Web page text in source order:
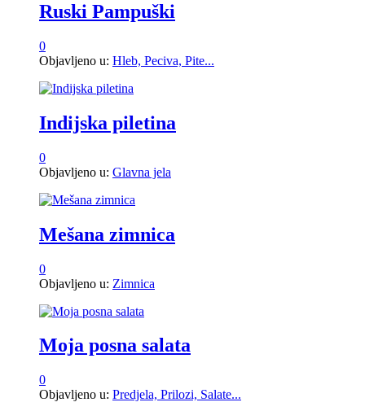
Ruski Pampuški
0
Objavljeno u: Hleb, Peciva, Pite...
Indijska piletina
0
Objavljeno u: Glavna jela
Mešana zimnica
0
Objavljeno u: Zimnica
Moja posna salata
0
Objavljeno u: Predjela, Prilozi, Salate...